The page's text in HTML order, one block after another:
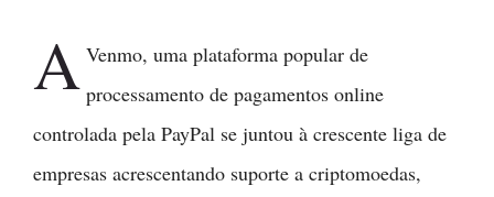
A Venmo, uma plataforma popular de
processamento de pagamentos online
controlada pela PayPal se juntou à crescente liga de
empresas acrescentando suporte a criptomoedas,